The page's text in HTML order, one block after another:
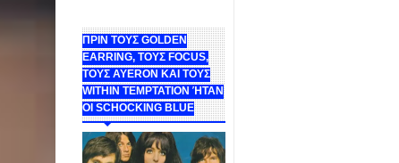
ΠΡΙΝ ΤΟΥΣ GOLDEN
EARRING, ΤΟΥΣ FOCUS,
ΤΟΥΣ ΑΥΕROΝ ΚΑΙ ΤΟΥΣ
WITHIN TEMPTATION ΉΤΑΝ
ΟΙ SCHOCKING BLUE